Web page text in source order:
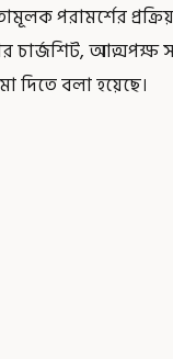
পরামর্শের
চার্জশিট, আত্মপক্ষ
দিতে বলা হয়েছে।